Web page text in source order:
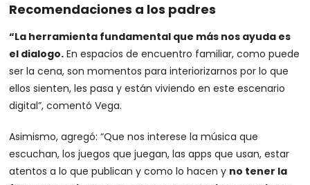
Recomendaciones a los padres
“La herramienta fundamental que más nos ayuda es
el dialogo. En espacios de encuentro familiar, como puede
ser la cena, son momentos para interiorizarnos por lo que
ellos sienten, les pasa y están viviendo en este escenario
digital”, comentó Vega.
Asimismo, agregó: “Que nos interese la música que
escuchan, los juegos que juegan, las apps que usan, estar
atentos a lo que publican y como lo hacen y no tener la